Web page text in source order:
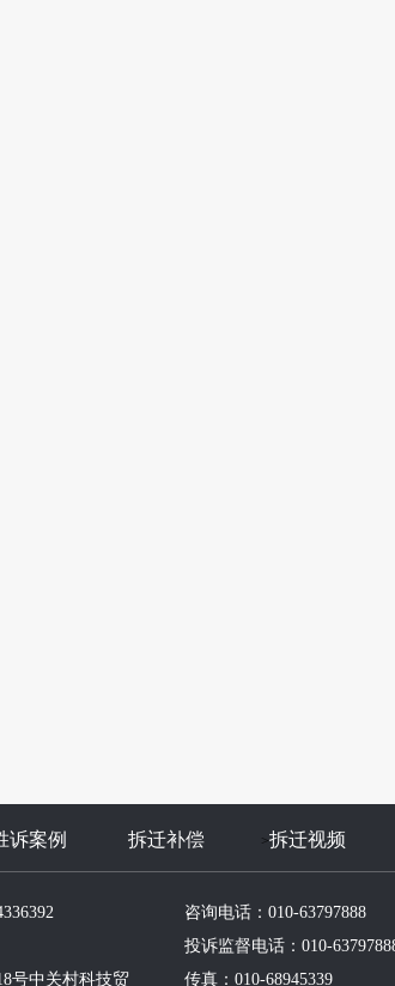
诉案例 拆迁补偿 >拆迁视频
号中关村科技贸
咨询电话：010-63797888
投诉监督电话：010-
传真：010-68945339